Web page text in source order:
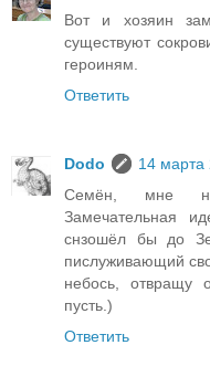
Вот и хозяин
существуют
героиням.
Ответить
Dodo
14 марта
Семён, мне
Замечательная
снзошёл бы до
пислуживающий
небось,
пусть.)
Ответить